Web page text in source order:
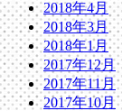
2018年4月
2018年3月
2018年1月
2017年12月
2017年11月
2017年10月